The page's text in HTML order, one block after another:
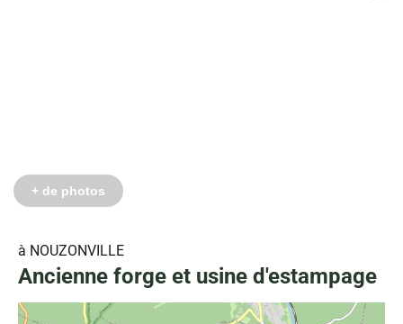
à NOUZONVILLE
Ancienne forge et usine d'estampage
+ de photos